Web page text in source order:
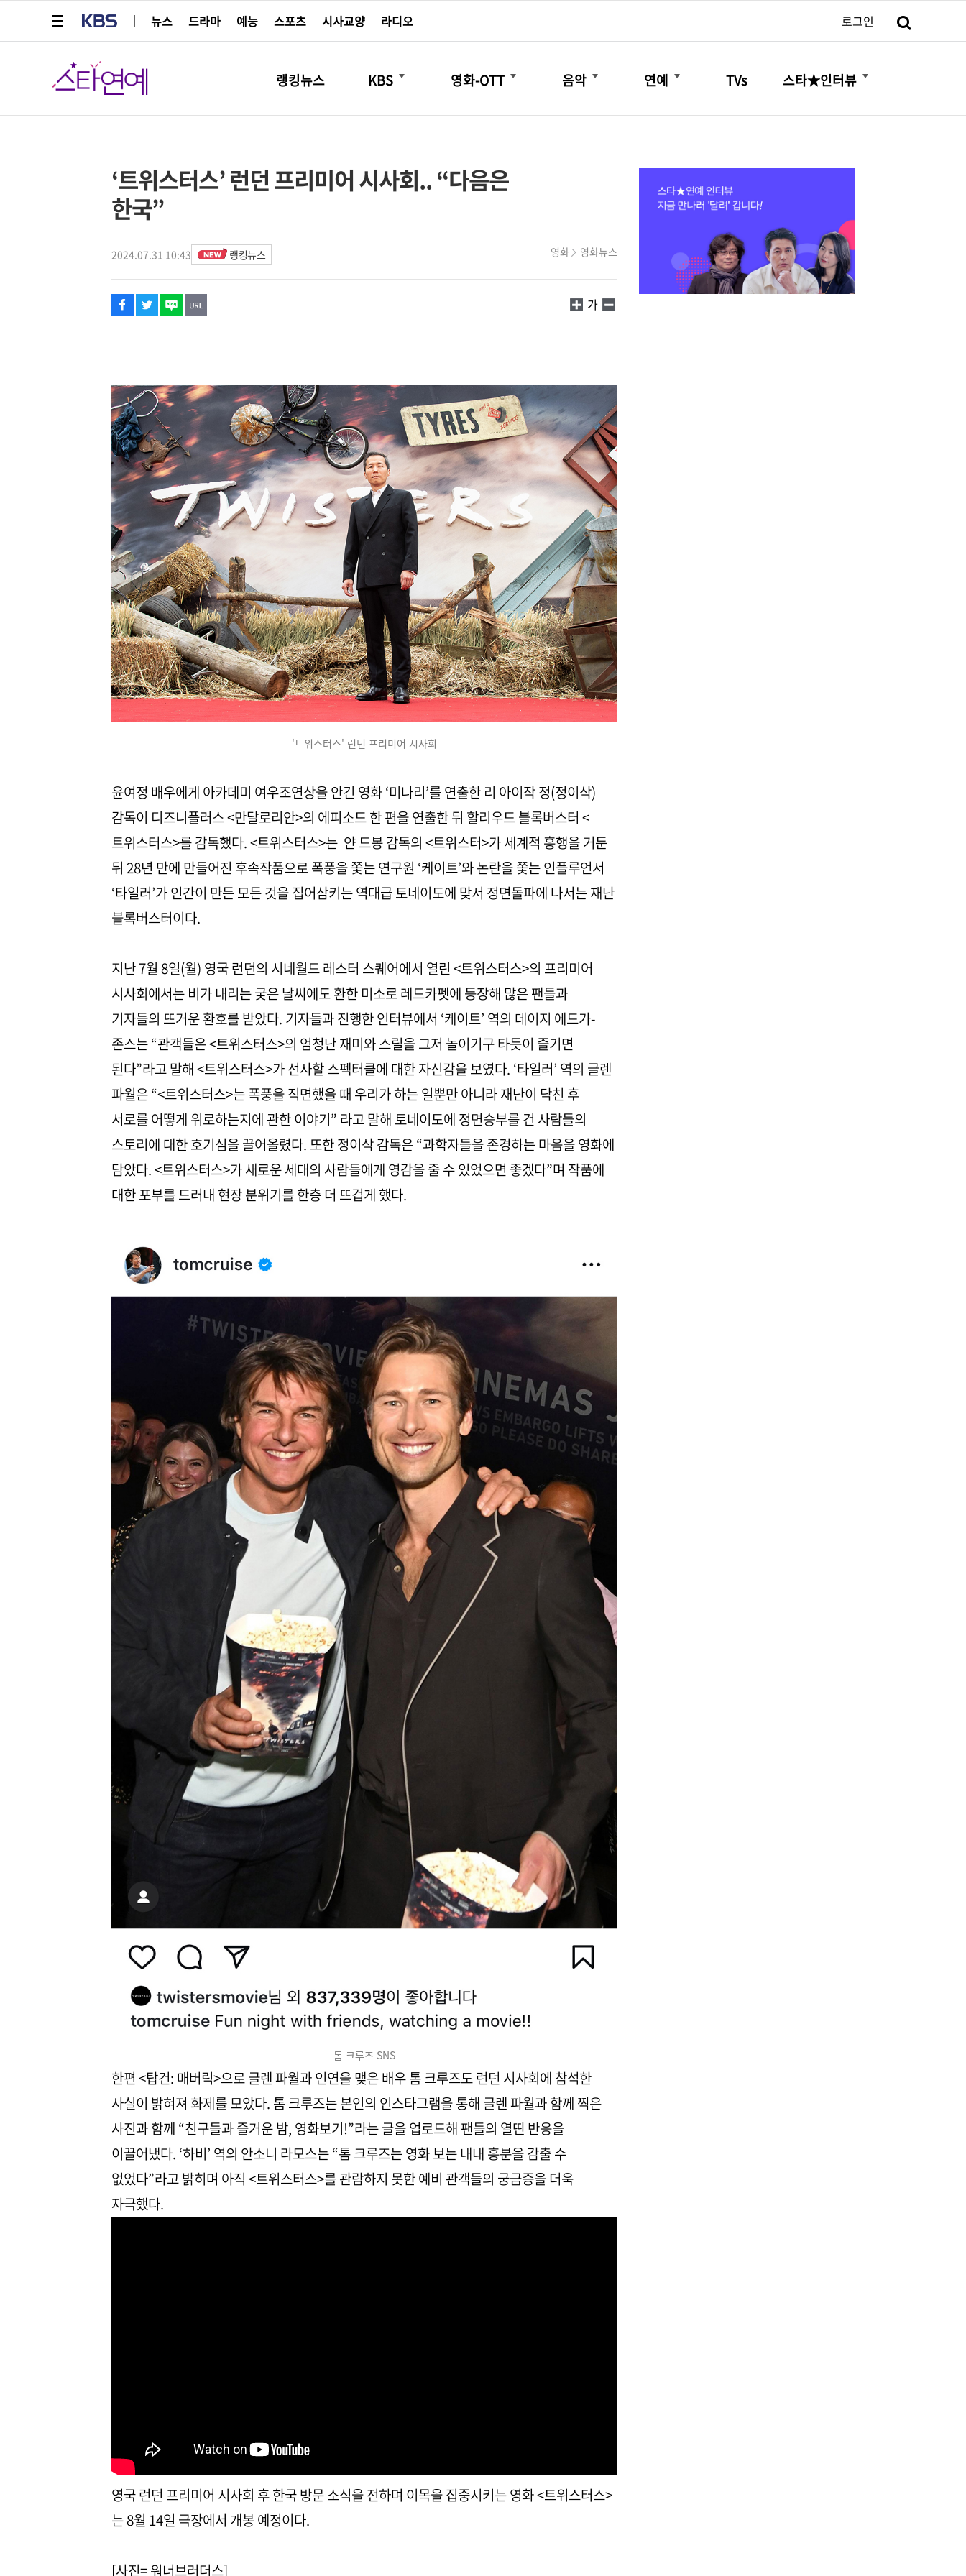
뉴스
드라마 예능 스포츠 시사교양 라디오 로그인
스타연예
랭킹뉴스 KBS
더보기
영화-OTT
더보기
음악
더보기
연예
더보기
TVs 스타★인터뷰
더보기
‘트위스터스’ 런던 프리미어 시사회.. “다음은
한국”
2024.07.31 10:43 랭킹뉴스 영화 영화뉴스
페이스북
트위터
네이버
URL복사
글씨 작게보기
가
글씨 크게보기
'트위스터스' 런던 프리미어 시사회
윤여정 배우에게 아카데미 여우조연상을 안긴 영화 ‘미나리’를 연출한 리 아이작 정(정이삭)
감독이 디즈니플러스 <만달로리안>의 에피소드 한 편을 연출한 뒤 할리우드 블록버스터 <
트위스터스>를 감독했다. <트위스터스>는 얀 드봉 감독의 <트위스터>가 세계적 흥행을 거둔
뒤 28년 만에 만들어진 후속작품으로 폭풍을 쫓는 연구원 ‘케이트’와 논란을 쫓는 인플루언서
‘타일러’가 인간이 만든 모든 것을 집어삼키는 역대급 토네이도에 맞서 정면돌파에 나서는 재난
블록버스터이다.
지난 7월 8일(월) 영국 런던의 시네월드 레스터 스퀘어에서 열린 <트위스터스>의 프리미어
시사회에서는 비가 내리는 궂은 날씨에도 환한 미소로 레드카펫에 등장해 많은 팬들과
기자들의 뜨거운 환호를 받았다. 기자들과 진행한 인터뷰에서 ‘케이트’ 역의 데이지 에드가-
존스는 “관객들은 <트위스터스>의 엄청난 재미와 스릴을 그저 놀이기구 타듯이 즐기면
된다”라고 말해 <트위스터스>가 선사할 스펙터클에 대한 자신감을 보였다. ‘타일러’ 역의 글렌
파월은 “<트위스터스>는 폭풍을 직면했을 때 우리가 하는 일뿐만 아니라 재난이 닥친 후
서로를 어떻게 위로하는지에 관한 이야기” 라고 말해 토네이도에 정면승부를 건 사람들의
스토리에 대한 호기심을 끌어올렸다. 또한 정이삭 감독은 “과학자들을 존경하는 마음을 영화에
담았다. <트위스터스>가 새로운 세대의 사람들에게 영감을 줄 수 있었으면 좋겠다”며 작품에
대한 포부를 드러내 현장 분위기를 한층 더 뜨겁게 했다.
톰 크루즈 SNS
한편 <탑건: 매버릭>으로 글렌 파월과 인연을 맺은 배우 톰 크루즈도 런던 시사회에 참석한
사실이 밝혀져 화제를 모았다. 톰 크루즈는 본인의 인스타그램을 통해 글렌 파월과 함께 찍은
사진과 함께 “친구들과 즐거운 밤, 영화보기!”라는 글을 업로드해 팬들의 열띤 반응을
이끌어냈다. ‘하비’ 역의 안소니 라모스는 “톰 크루즈는 영화 보는 내내 흥분을 감출 수
없었다”라고 밝히며 아직 <트위스터스>를 관람하지 못한 예비 관객들의 궁금증을 더욱
자극했다.
영국 런던 프리미어 시사회 후 한국 방문 소식을 전하며 이목을 집중시키는 영화 <트위스터스>
는 8월 14일 극장에서 개봉 예정이다.
[사진= 워너브러더스]
해시태그
스타박스